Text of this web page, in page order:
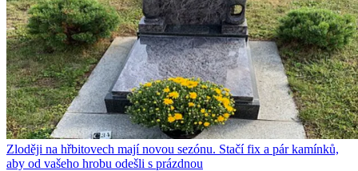
Zloději na hřbitovech mají novou sezónu. Stačí fix a pár kamínků,
aby od vašeho hrobu odešli s prázdnou